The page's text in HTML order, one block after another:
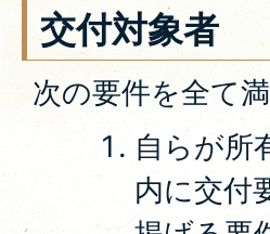
交付対象者
次の要件を全て
自らが所
内に交付